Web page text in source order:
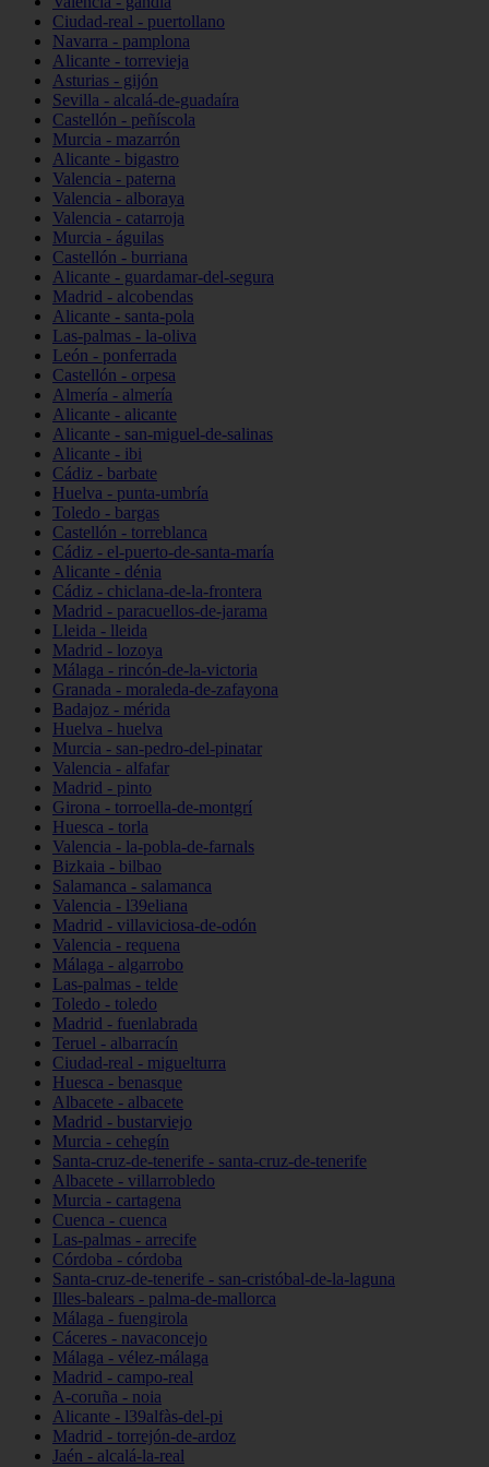
Ciudad-real - puertollano
Navarra - pamplona
Alicante - torrevieja
Asturias - gijón
Sevilla - alcalá-de-guadaíra
Castellón - peñíscola
Murcia - mazarrón
Alicante - bigastro
Valencia - paterna
Valencia - alboraya
Valencia - catarroja
Murcia - águilas
Castellón - burriana
Alicante - guardamar-del-segura
Madrid - alcobendas
Alicante - santa-pola
Las-palmas - la-oliva
León - ponferrada
Castellón - orpesa
Almería - almería
Alicante - alicante
Alicante - san-miguel-de-salinas
Alicante - ibi
Cádiz - barbate
Huelva - punta-umbría
Toledo - bargas
Castellón - torreblanca
Cádiz - el-puerto-de-santa-maría
Alicante - dénia
Cádiz - chiclana-de-la-frontera
Madrid - paracuellos-de-jarama
Lleida - lleida
Madrid - lozoya
Málaga - rincón-de-la-victoria
Granada - moraleda-de-zafayona
Badajoz - mérida
Huelva - huelva
Murcia - san-pedro-del-pinatar
Valencia - alfafar
Madrid - pinto
Girona - torroella-de-montgrí
Huesca - torla
Valencia - la-pobla-de-farnals
Bizkaia - bilbao
Salamanca - salamanca
Valencia - l39eliana
Madrid - villaviciosa-de-odón
Valencia - requena
Málaga - algarrobo
Las-palmas - telde
Toledo - toledo
Madrid - fuenlabrada
Teruel - albarracín
Ciudad-real - miguelturra
Huesca - benasque
Albacete - albacete
Madrid - bustarviejo
Murcia - cehegín
Santa-cruz-de-tenerife - santa-cruz-de-tenerife
Albacete - villarrobledo
Murcia - cartagena
Cuenca - cuenca
Las-palmas - arrecife
Córdoba - córdoba
Santa-cruz-de-tenerife - san-cristóbal-de-la-laguna
Illes-balears - palma-de-mallorca
Málaga - fuengirola
Cáceres - navaconcejo
Málaga - vélez-málaga
Madrid - campo-real
A-coruña - noia
Alicante - l39alfàs-del-pi
Madrid - torrejón-de-ardoz
Jaén - alcalá-la-real